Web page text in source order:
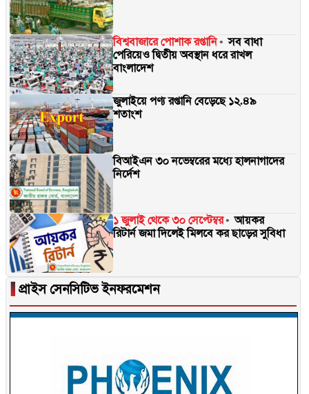
বিশ্ববাজারে পোশাক রপ্তানি
সব বাধা
পেরিয়েও দ্বিতীয় অবস্থান ধরে রাখল
বাংলাদেশ
জুলাইয়ে পণ্য রপ্তানি বেড়েছে ১২.৪৯
শতাংশ
বিআইএন ৩০ নভেম্বরের মধ্যে হালনাগাদের
নির্দেশ
১ জুলাই থেকে ৩০ সেপ্টেম্বর
আয়কর
রিটার্ন জমা দিলেই মিলবে কর ছাড়ের সুবিধা
▐ প্রাইস সেনসিটিভ ইনফরমেশন